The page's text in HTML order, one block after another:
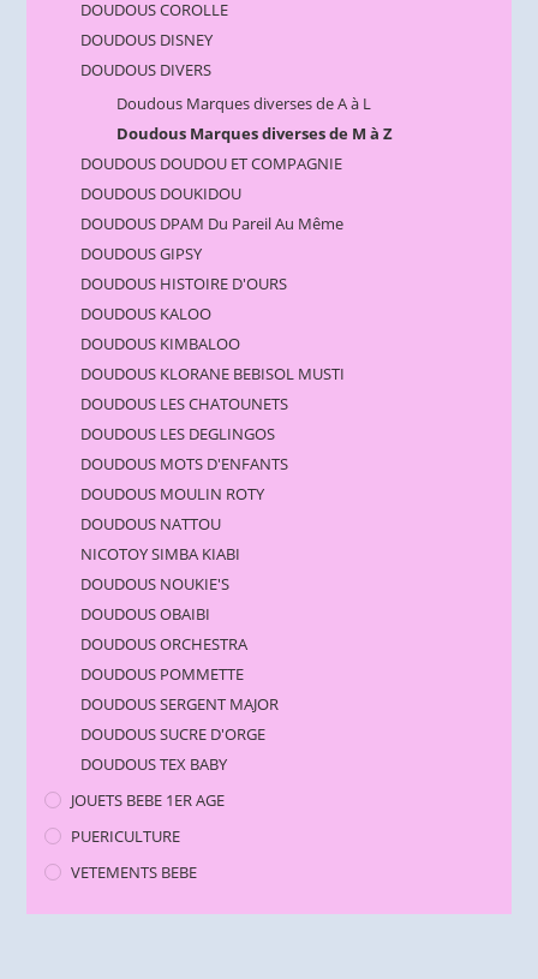
DOUDOUS COROLLE
DOUDOUS DISNEY
DOUDOUS DIVERS
Doudous Marques diverses de A à L
Doudous Marques diverses de M à Z
DOUDOUS DOUDOU ET COMPAGNIE
DOUDOUS DOUKIDOU
DOUDOUS DPAM Du Pareil Au Même
DOUDOUS GIPSY
DOUDOUS HISTOIRE D'OURS
DOUDOUS KALOO
DOUDOUS KIMBALOO
DOUDOUS KLORANE BEBISOL MUSTI
DOUDOUS LES CHATOUNETS
DOUDOUS LES DEGLINGOS
DOUDOUS MOTS D'ENFANTS
DOUDOUS MOULIN ROTY
DOUDOUS NATTOU
NICOTOY SIMBA KIABI
DOUDOUS NOUKIE'S
DOUDOUS OBAIBI
DOUDOUS ORCHESTRA
DOUDOUS POMMETTE
DOUDOUS SERGENT MAJOR
DOUDOUS SUCRE D'ORGE
DOUDOUS TEX BABY
JOUETS BEBE 1ER AGE
PUERICULTURE
VETEMENTS BEBE